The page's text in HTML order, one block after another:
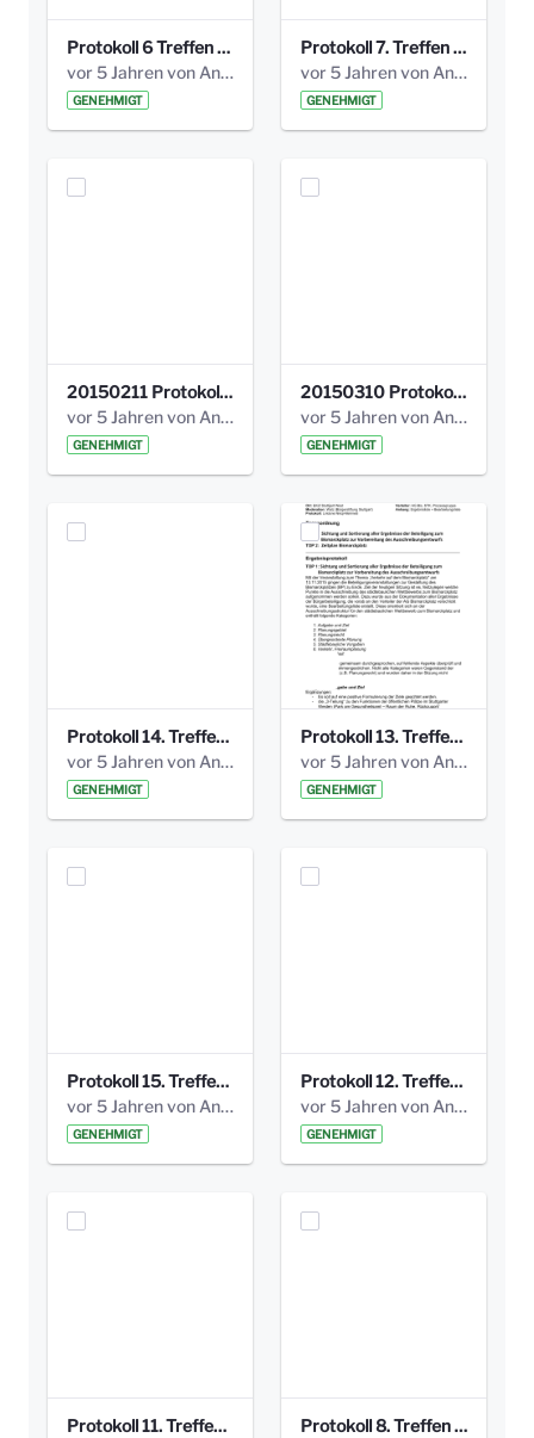
Protokoll 6 Treffen 20150205 AG Bismarckplatz.pdf
vor 5 Jahren von Anni Schlumberger
GENEHMIGT
Protokoll 7. Treffen 20150308 AG Bismarckplatz.pdf
vor 5 Jahren von Anni Schlumberger
GENEHMIGT
20150211 Protokoll Bismarckplatz_Jugend_02b.pdf
vor 5 Jahren von Anni Schlumberger
GENEHMIGT
20150310 Protokoll Bismarckplatz_UrbanG_02.pdf
vor 5 Jahren von Anni Schlumberger
GENEHMIGT
Protokoll 14. Treffen 20160613 AG Bismarckplatz.pdf
vor 5 Jahren von Anni Schlumberger
GENEHMIGT
Protokoll 13. Treffen 20151130 AG Bismarckplatz.pdf
vor 5 Jahren von Anni Schlumberger
GENEHMIGT
Protokoll 15. Treffen 20161006 AG Bismarckplatz.pdf
vor 5 Jahren von Anni Schlumberger
GENEHMIGT
Protokoll 12. Treffen 20150921 AG Bismarckplatz.pdf
vor 5 Jahren von Anni Schlumberger
GENEHMIGT
Protokoll 11. Treffen 20150901 AG Bismarckplatz.pdf
Protokoll 8. Treffen 20150330 AG Bismarckplatz.pdf